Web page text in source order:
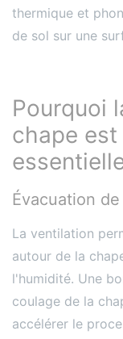
thermique et
de sol sur une
Pourquoi
chape
Évacuation
La ventilation
autour de la
l'humidité. Une
coulage de la
accélérer le